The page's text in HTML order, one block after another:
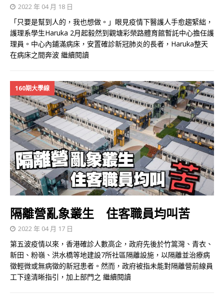
2022 年 04 月 18 日
「只要是幫到人的，我也想做。」眼見疫情下醫護人手愈趨緊絀，
護理系學生Haruka 2月起毅然到觀塘彩榮路體育館暫託中心擔任護
理員。中心內鋪滿病床，安置確診新冠肺炎的長者，Haruka整天
在病床之間奔波 繼續閱讀
160期大學線
隔離營亂象叢生 住客職員均叫苦
2022 年 04 月 17 日
第五波疫情以來，香港確診人數高企，政府先後於竹篙灣、青衣、
新田、粉嶺、洪水橋等地建設7所社區隔離設施，以隔離並治療病
徵輕微或無病徵的新冠患者。然而，政府被指未能對隔離營前線員
工下達清晰指引，加上部門之 繼續閱讀